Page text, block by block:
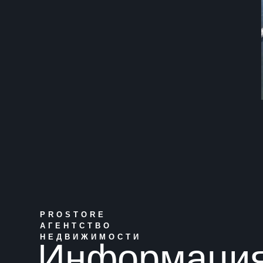
PROSTORE
АГЕНТСТВО
НЕДВИЖИМОСТИ